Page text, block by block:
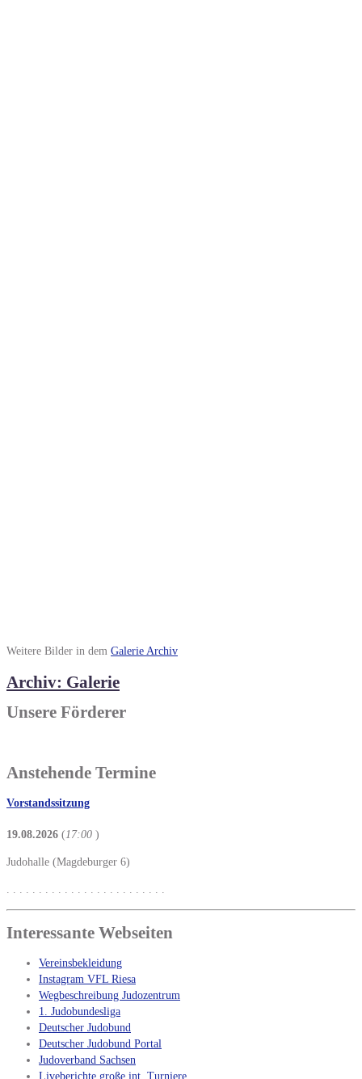
Weitere Bilder in dem Galerie Archiv
Archiv: Galerie
Unsere Förderer
Anstehende Termine
Vorstandssitzung
19.08.2026 ( 17:00 )
Judohalle (Magdeburger 6)
Interessante Webseiten
Vereinsbekleidung
Instagram VFL Riesa
Wegbeschreibung Judozentrum
1. Judobundesliga
Deutscher Judobund
Deutscher Judobund Portal
Judoverband Sachsen
Liveberichte große int. Turniere